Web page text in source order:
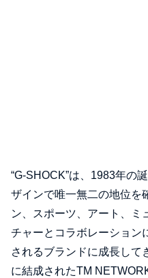
“G-SHOCK”は、1983年の
ザインで唯⼀無⼆の地位を
ン、スポーツ、アート、ミ
チャーとコラボレーション
されるブランドに成⻑して
に結成されたTM